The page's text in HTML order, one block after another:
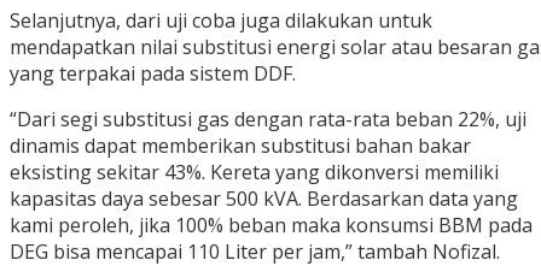
Selanjutnya, dari uji coba juga dilakukan untuk
mendapatkan nilai substitusi energi solar atau besaran
yang terpakai pada sistem DDF.
“Dari segi substitusi gas dengan rata-rata beban 22%, uji
dinamis dapat memberikan substitusi bahan bakar
eksisting sekitar 43%. Kereta yang dikonversi memiliki
kapasitas daya sebesar 500 kVA. Berdasarkan data yang
kami peroleh, jika 100% beban maka konsumsi BBM pada
DEG bisa mencapai 110 Liter per jam,” tambah Nofizal.